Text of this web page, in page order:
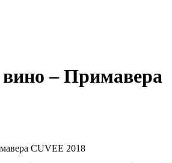
вино – Примавера
CUVEE 2018